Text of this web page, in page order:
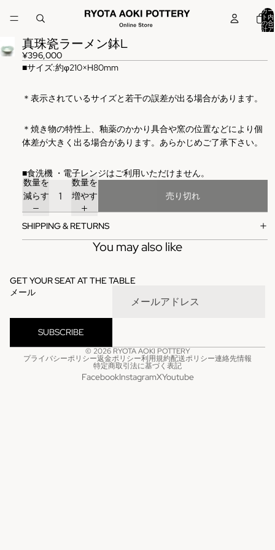
カー
ト内
の合
計ア
真珠瓷ラーメン鉢L
¥396,000
■サイズ:約φ210×H80mm
＊表示されているサイズと若干の誤差が出る場合があります。
＊焼き物の特性上、釉薬のかかり具合や窯の位置などにより個
体差が大きく出る場合があります。あらかじめご了承下さい。
■食洗機 ・電子レンジはご利用いただけません。
数量を
減らす
数量を
増やす
売り切れ
SHIPPING & RETURNS
You may also like
GET YOUR SEAT AT THE TABLE
メール
SUBSCRIBE
© 2026 RYOTA AOKI POTTERY
プライバシーポリシー返金ポリシー利用規約配送ポリシー連絡先情報
特定商取引法に基づく表記
FacebookInstagramXYoutube